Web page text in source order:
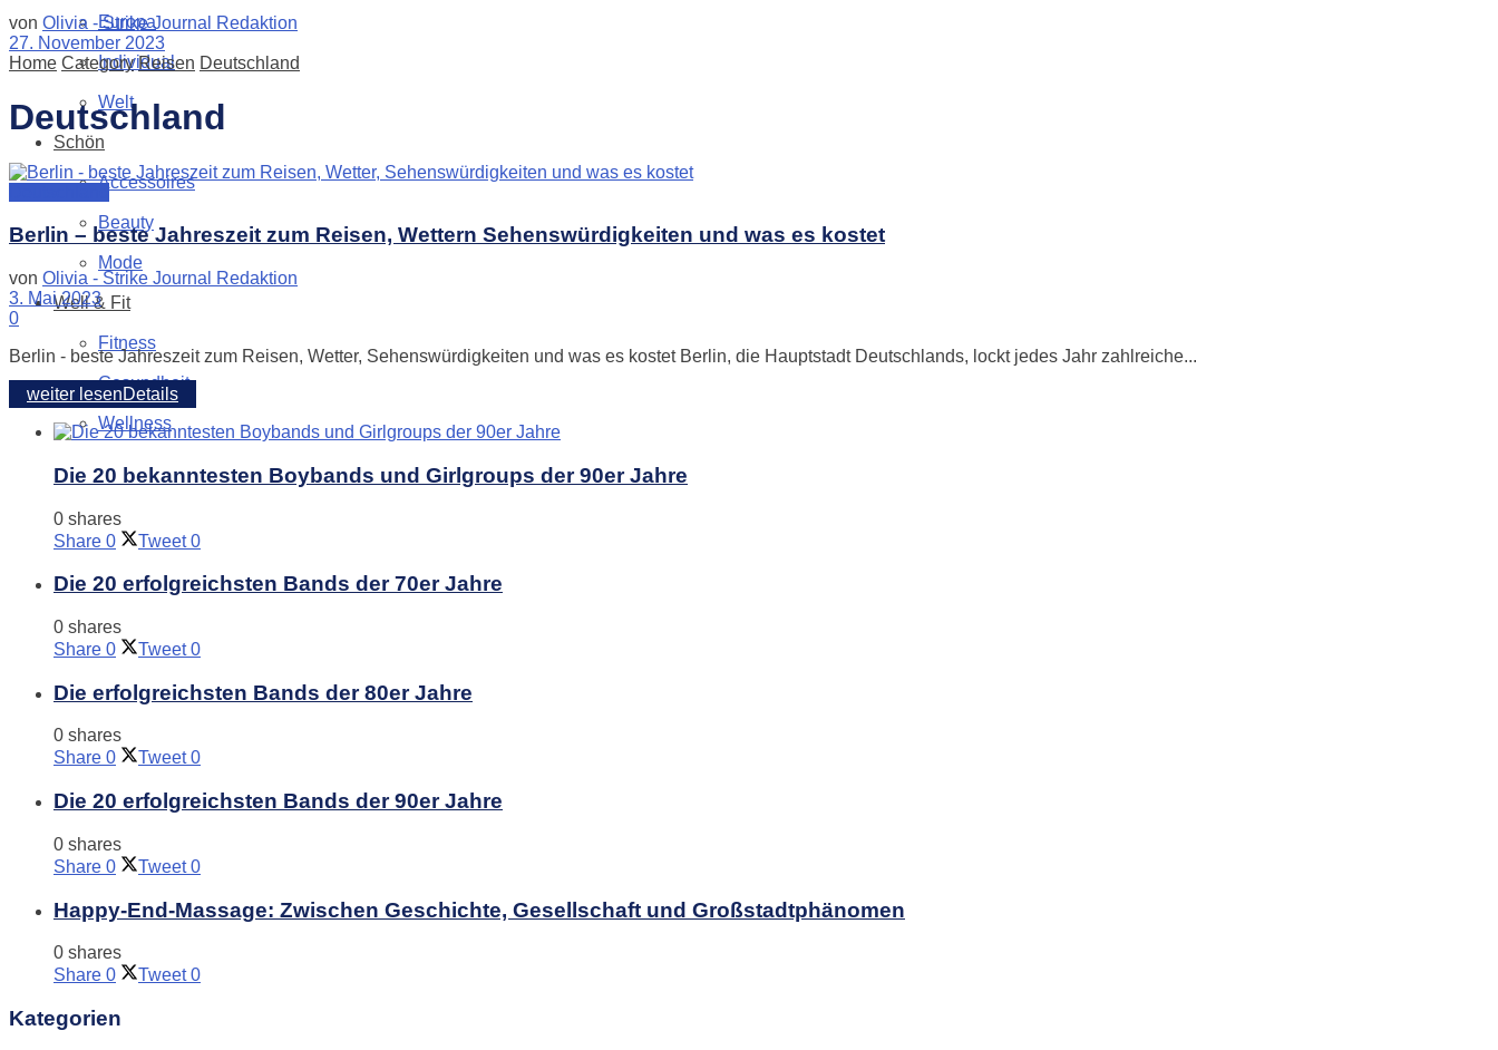
Europa
Individual
Welt
Schön
Accessoires
Beauty
Mode
Well & Fit
Fitness
Gesundheit
Wellness
von Olivia - Strike Journal Redaktion
27. November 2023
Home Category Reisen Deutschland
Deutschland
Berlin – beste Jahreszeit zum Reisen, Wettern Sehenswürdigkeiten und was es kostet
von Olivia - Strike Journal Redaktion
3. Mai 2023
0
Berlin - beste Jahreszeit zum Reisen, Wetter, Sehenswürdigkeiten und was es kostet Berlin, die Hauptstadt Deutschlands, lockt jedes Jahr zahlreiche...
weiter lesenDetails
Die 20 bekanntesten Boybands und Girlgroups der 90er Jahre
0 shares
Share 0 Tweet 0
Die 20 erfolgreichsten Bands der 70er Jahre
0 shares
Share 0 Tweet 0
Die erfolgreichsten Bands der 80er Jahre
0 shares
Share 0 Tweet 0
Die 20 erfolgreichsten Bands der 90er Jahre
0 shares
Share 0 Tweet 0
Happy-End-Massage: Zwischen Geschichte, Gesellschaft und Großstadtphänomen
0 shares
Share 0 Tweet 0
Kategorien